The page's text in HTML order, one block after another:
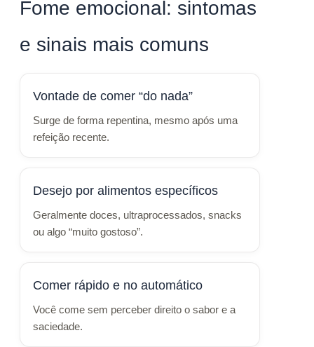
Fome emocional: sintomas
e sinais mais comuns
Vontade de comer “do nada”
Surge de forma repentina, mesmo após uma
refeição recente.
Desejo por alimentos específicos
Geralmente doces, ultraprocessados, snacks
ou algo “muito gostoso”.
Comer rápido e no automático
Você come sem perceber direito o sabor e a
saciedade.